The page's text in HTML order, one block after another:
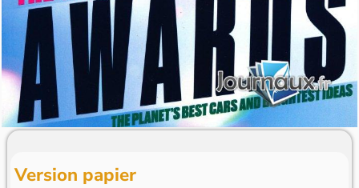
Version papier